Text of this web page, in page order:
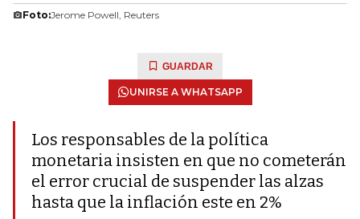
Foto:Jerome Powell, Reuters
GUARDAR
UNIRSE A WHATSAPP
Los responsables de la política
monetaria insisten en que no cometerán
el error crucial de suspender las alzas
hasta que la inflación este en 2%